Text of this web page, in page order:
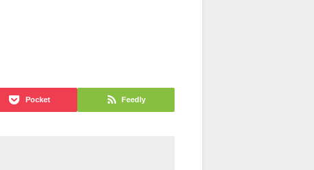
Pocket Feedly